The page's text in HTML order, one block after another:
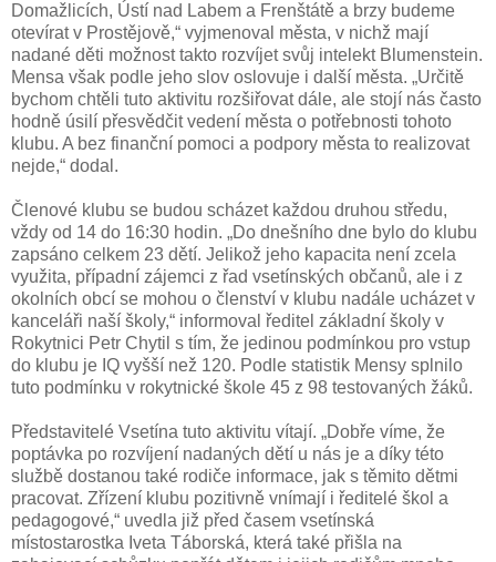
Domažlicích, Ústí nad Labem a Frenštátě a brzy budeme
otevírat v Prostějově,“ vyjmenoval města, v nichž mají
nadané děti možnost takto rozvíjet svůj intelekt Blumenstein.
Mensa však podle jeho slov oslovuje i další města. „Určitě
bychom chtěli tuto aktivitu rozšiřovat dále, ale stojí nás často
hodně úsilí přesvědčit vedení města o potřebnosti tohoto
klubu. A bez finanční pomoci a podpory města to realizovat
nejde,“ dodal.
Členové klubu se budou scházet každou druhou středu,
vždy od 14 do 16:30 hodin. „Do dnešního dne bylo do klubu
zapsáno celkem 23 dětí. Jelikož jeho kapacita není zcela
využita, případní zájemci z řad vsetínských občanů, ale i z
okolních obcí se mohou o členství v klubu nadále ucházet v
kanceláři naší školy,“ informoval ředitel základní školy v
Rokytnici Petr Chytil s tím, že jedinou podmínkou pro vstup
do klubu je IQ vyšší než 120. Podle statistik Mensy splnilo
tuto podmínku v rokytnické škole 45 z 98 testovaných žáků.
Představitelé Vsetína tuto aktivitu vítají. „Dobře víme, že
poptávka po rozvíjení nadaných dětí u nás je a díky této
službě dostanou také rodiče informace, jak s těmito dětmi
pracovat. Zřízení klubu pozitivně vnímají i ředitelé škol a
pedagogové,“ uvedla již před časem vsetínská
místostarostka Iveta Táborská, která také přišla na